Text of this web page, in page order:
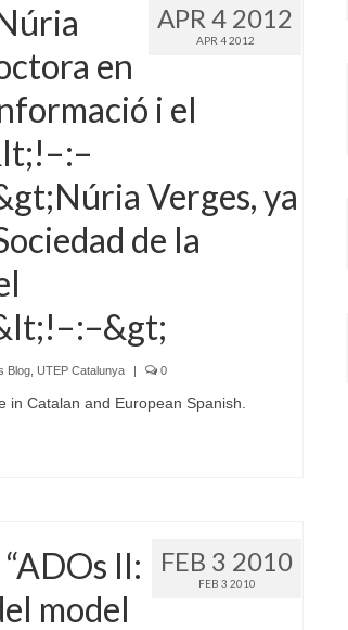
APR 4 2012
APR 4 2012
en
i el
Verges, ya
de la
Blog, UTEP Catalunya | 0
in Catalan and European Spanish.
FEB 3 2010
FEB 3 2010
II:
model